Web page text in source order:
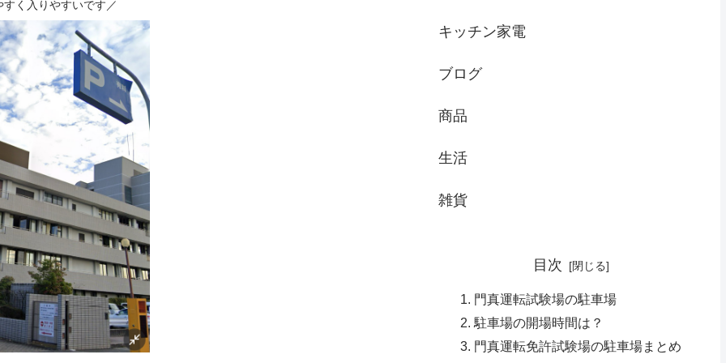
すく入りやすいです／
キッチン家電
ブログ
商品
生活
雑貨
目次
門真運転試験場の駐車場
駐車場の開場時間は？
門真運転免許試験場の駐車場まとめ